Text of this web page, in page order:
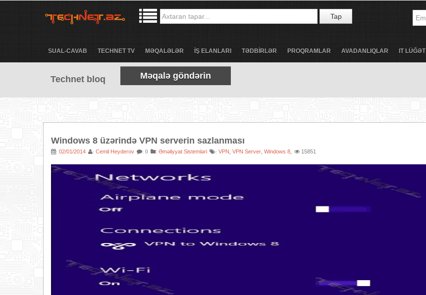
Tap
SUAL-CAVAB TECHNET TV MƏQALƏLƏR İŞ ELANLARI TƏDBİRLƏR PROQRAMLAR AVADANLIQLAR IT LÜĞƏT
Technet bloq Məqalə göndərin
Windows 8 üzərində VPN serverin sazlanması
: 02/01/2014 : Cemil Heyderov : 0 : Əməliyyat Sistemləri : VPN VPN Server Windows 8 15851